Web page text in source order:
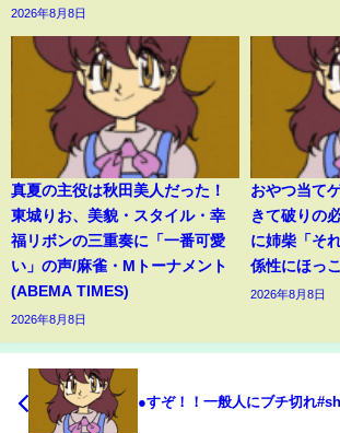
2026年8月8日
真夏の主役は秋田美人だった！
東城りお、美貌・スタイル・幸
福リボンの三重奏に「一番可愛
い」の声/麻雀・Mトーナメント
(ABEMA TIMES)
2026年8月8日
おやつ当て
きて破りの
に姉柴「そ
係性にほっ
2026年8月8日
●すぞ！！一般人にブチ切れ